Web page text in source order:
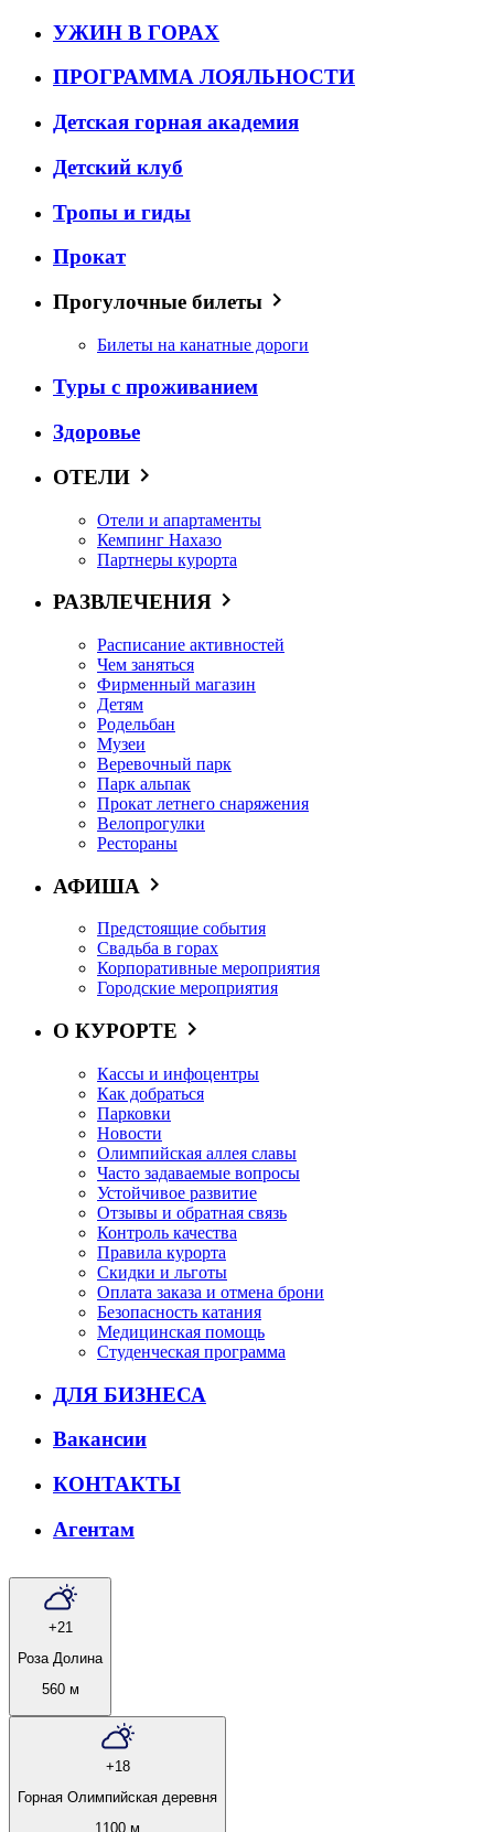
УЖИН В ГОРАХ
ПРОГРАММА ЛОЯЛЬНОСТИ
Детская горная академия
Детский клуб
Тропы и гиды
Прокат
Прогулочные билеты
Билеты на канатные дороги
Туры с проживанием
Здоровье
ОТЕЛИ
Отели и апартаменты
Кемпинг Нахазо
Партнеры курорта
РАЗВЛЕЧЕНИЯ
Расписание активностей
Чем заняться
Фирменный магазин
Детям
Родельбан
Музеи
Веревочный парк
Парк альпак
Прокат летнего снаряжения
Велопрогулки
Рестораны
АФИША
Предстоящие события
Свадьба в горах
Корпоративные мероприятия
Городские мероприятия
О КУРОРТЕ
Кассы и инфоцентры
Как добраться
Парковки
Новости
Олимпийская аллея славы
Часто задаваемые вопросы
Устойчивое развитие
Отзывы и обратная связь
Контроль качества
Правила курорта
Скидки и льготы
Оплата заказа и отмена брони
Безопасность катания
Медицинская помощь
Студенческая программа
ДЛЯ БИЗНЕСА
Вакансии
КОНТАКТЫ
Агентам
+21
Роза Долина
560 м
+18
Горная Олимпийская деревня
1100 м